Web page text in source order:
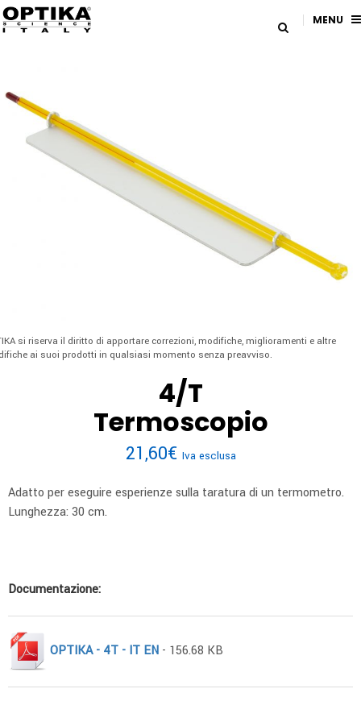
MENU
si riserva il diritto di apportare correzioni, modifiche, miglioramenti e altre
ai suoi prodotti in qualsiasi momento senza preavviso.
4/T
Termoscopio
21,60€ Iva esclusa
Adatto per eseguire esperienze sulla taratura di un termometro.
Lunghezza: 30 cm.
Documentazione:
OPTIKA - 4T - IT EN - 156.68 KB